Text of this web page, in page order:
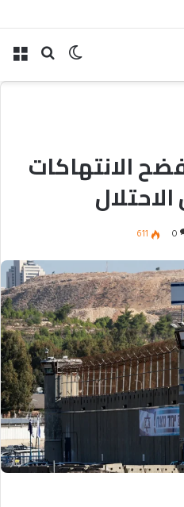
بحث الوضع
الانتهاكات
0
611